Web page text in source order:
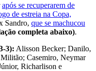
após se recuperarem de
de estreia na Copa,
Sandro, que se machucou
completa abaixo).
3): Alisson Becker; Danilo,
Casemiro, Neymar
Richarlison e